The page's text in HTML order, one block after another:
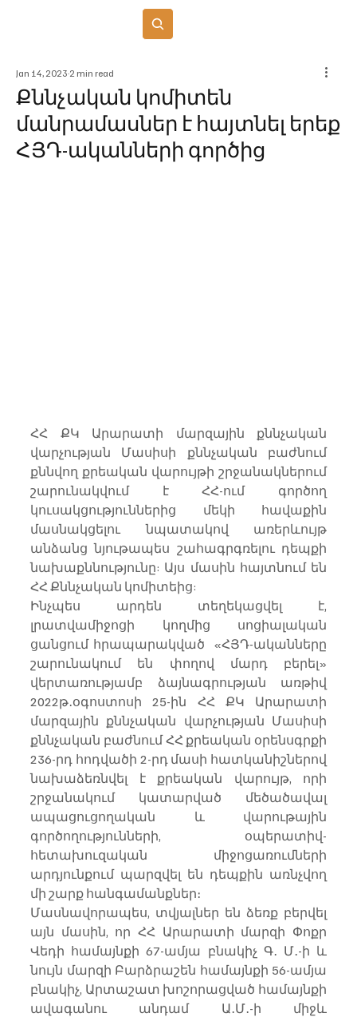
Քննչական կոմիտեն
մանրամասներ է հայտնել երեք
ՀՅԴ-ականների գործից
Jan 14, 2023 2 min read
ՀՀ ՔԿ Արարատի մարզային քննչական
վարչության Մասիսի քննչական բաժնում
քննվող քրեական վարույթի շրջանակներում
շարունակվում է ՀՀ-ում գործող
կուսակցություններից մեկի հավաքին
մասնակցելու նպատակով առերևույթ
անձանց նյութապես շահագրգռելու դեպքի
նախաքննությունը: Այս մասին հայտնում են
ՀՀ Քննչական կոմիտեից:
Ինչպես արդեն տեղեկացվել է,
լրատվամիջոցի կողմից սոցիալական
ցանցում հրապարակված  «ՀՅԴ-ականները
շարունակում են փողով մարդ բերել»
վերտառությամբ ձայնագրության առթիվ
2022թ․օգոստոսի 25-ին ՀՀ ՔԿ Արարատի
մարզային քննչական վարչության Մասիսի
քննչական բաժնում ՀՀ քրեական օրենսգրքի
236-րդ հոդվածի 2-րդ մասի հատկանիշներով
նախաձեռնվել է քրեական վարույթ, որի
շրջանակում կատարված մեծածավալ
ապացուցողական և վարութային
գործողությունների, օպերատիվ-
հետախուզական միջոցառումների
արդյունքում պարզվել են դեպքին առնչվող
մի շարք հանգամանքներ։
Մասնավորապես, տվյալներ են ձեռք բերվել
այն մասին, որ ՀՀ Արարատի մարզի Փոքր
Վեդի համայնքի 67-ամյա բնակիչ Գ․ Մ․-ի և
նույն մարզի Բարձրաշեն համայնքի 56-ամյա
բնակիչ, Արտաշատ խոշորացված համայնքի
ավագանու անդամ Ա․Մ․-ի միջև